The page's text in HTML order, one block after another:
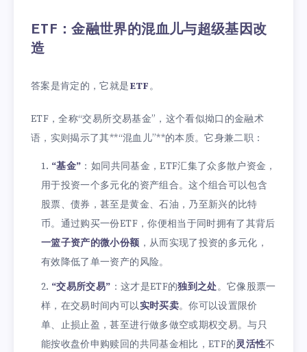
ETF：金融世界的混血儿与超级基因改
造
答案是肯定的，它就是ETF。
ETF，全称“交易所交易基金”，这个看似拗口的金融术
语，实则揭示了其**“混血儿”**的本质。它身兼二职：
“基金” ：如同共同基金，ETF汇集了众多散户资金，
用于投资一个多元化的资产组合。这个组合可以包含
股票、债券，甚至是黄金、石油，乃至新兴的比特
币。通过购买一份ETF，你便相当于同时拥有了其背后
一篮子资产的微小份额 ，从而实现了投资的多元化，
有效降低了单一资产的风险。
“交易所交易” ：这才是ETF的独到之处。它像股票一
样，在交易时间内可以实时买卖。你可以设置限价
单、止损止盈，甚至进行做多做空或期权交易。与只
能按收盘价申购赎回的共同基金相比，ETF的灵活性不